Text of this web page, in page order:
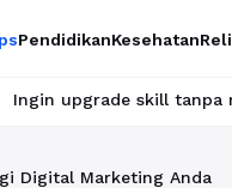
PendidikanKesehatan
skill tanpa ribet?
Digital Marketing Anda